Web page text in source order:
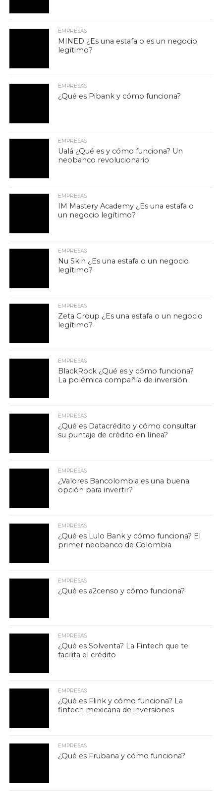
EMPRESAS
MINED ¿Es una estafa o es un negocio
legítimo?
EMPRESAS
¿Qué es Pibank y cómo funciona?
EMPRESAS
Ualá ¿Qué es y cómo funciona? Un
neobanco revolucionario
EMPRESAS
IM Mastery Academy ¿Es una estafa o
un negocio legítimo?
EMPRESAS
Nu Skin ¿Es una estafa o un negocio
legítimo?
EMPRESAS
Zeta Group ¿Es una estafa o un negocio
legítimo?
EMPRESAS
BlackRock ¿Qué es y cómo funciona?
La polémica compañía de inversión
EMPRESAS
¿Qué es Datacrédito y cómo consultar
su puntaje de crédito en línea?
EMPRESAS
¿Valores Bancolombia es una buena
opción para invertir?
EMPRESAS
¿Qué es Lulo Bank y cómo funciona? El
primer neobanco de Colombia
EMPRESAS
¿Qué es a2censo y cómo funciona?
EMPRESAS
¿Qué es Solventa? La Fintech que te
facilita el crédito
EMPRESAS
¿Qué es Flink y cómo funciona? La
fintech mexicana de inversiones
EMPRESAS
¿Qué es Frubana y cómo funciona?